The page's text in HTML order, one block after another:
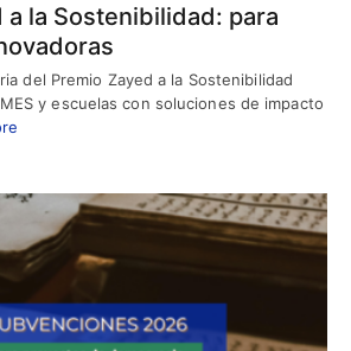
a la Sostenibilidad: para
del Premio Zayed a la Sostenibilidad
y escuelas con soluciones de impacto